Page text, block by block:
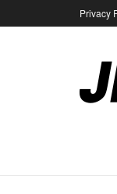
Privacy